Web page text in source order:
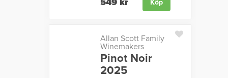
Köp
Allan Scott Family
Winemakers
Pinot Noir
2025